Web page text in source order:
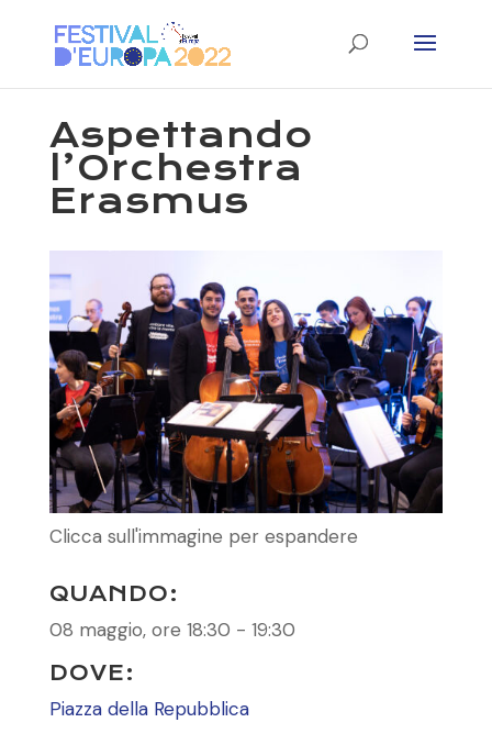
Aspettando
l’Orchestra
Erasmus
Clicca sull'immagine per espandere
QUANDO:
08 maggio, ore 18:30 - 19:30
DOVE:
Piazza della Repubblica